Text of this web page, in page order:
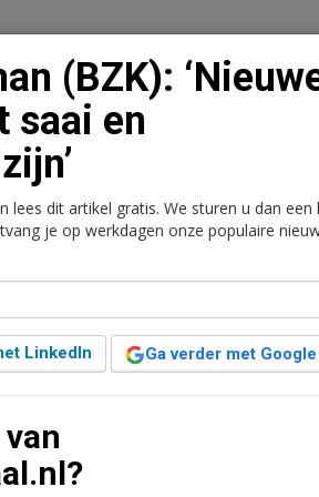
Contact
Logistiek Juridisch | Fiscaal
moet
(BZK):
saai en
lees dit artikel gratis. We sturen u dan een
je op werkdagen onze populaire
LinkedIn Ga verder met Google